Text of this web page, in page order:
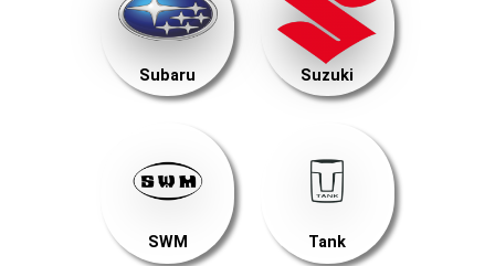
Subaru Suzuki
SWM Tank